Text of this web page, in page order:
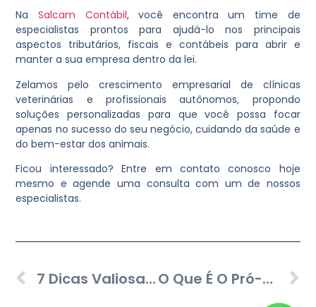
Na Salcam Contábil, você encontra um time de
especialistas prontos para ajudá-lo nos principais
aspectos tributários, fiscais e contábeis para abrir e
manter a sua empresa dentro da lei.
Zelamos pelo crescimento empresarial de clínicas
veterinárias e profissionais autônomos, propondo
soluções personalizadas para que você possa focar
apenas no sucesso do seu negócio, cuidando da saúde e
do bem-estar dos animais.
Ficou interessado? Entre em contato conosco hoje
mesmo e agende uma consulta com um de nossos
especialistas.
7 Dicas Valiosas Para Melhorar A Gestão Financeira Do Negócio O Que É O Pró-Labore De Uma Empresa? Confira Como Funciona